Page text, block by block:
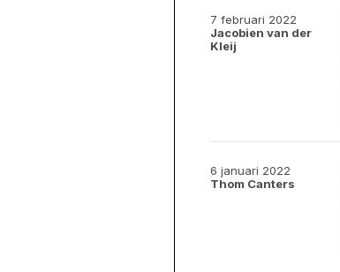
7 februari 2022
Jacobien van der
Kleij
6 januari 2022
Thom Canters